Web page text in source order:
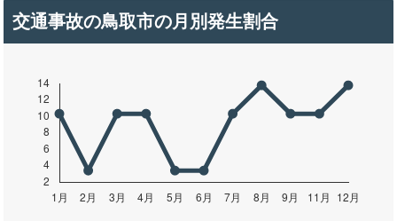
交通事故の鳥取市の月別発生割合